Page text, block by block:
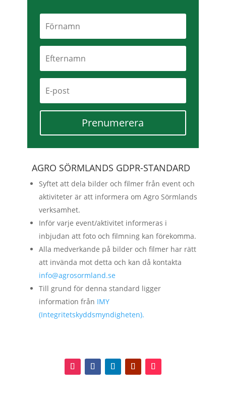
Prenumerera
AGRO SÖRMLANDS GDPR-STANDARD
Syftet att dela bilder och filmer från event och
aktiviteter är att informera om Agro Sörmlands
verksamhet.
Inför varje event/aktivitet informeras i
inbjudan att foto och filmning kan förekomma.
Alla medverkande på bilder och filmer har rätt
att invända mot detta och kan då kontakta
info@agrosormland.se
Till grund för denna standard ligger
information från IMY
(Integritetskyddsmyndigheten).